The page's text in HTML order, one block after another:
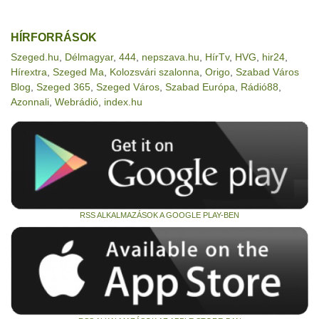
HÍRFORRÁSOK
Szeged.hu Délmagyar, 444 nepszava.hu HírTv, HVG hir24
Hírextra Szeged Ma Kolozsvári szalonna Origo Szabad Város
Blog Szeged 365 Szeged Város Szabad Európa Rádió88
Azonnali Webrádió index.hu
RSS ALKALMAZÁSOK A GOOGLE PLAY-BEN